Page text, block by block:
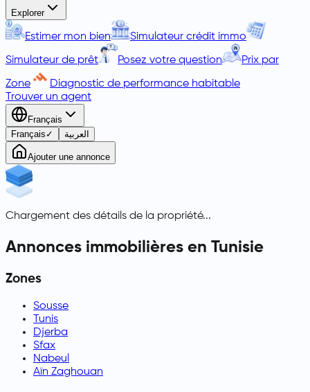
Explorer
Estimer mon bien Simulateur crédit immo
Simulateur de prêt Posez votre question Prix par
Zone
Diagnostic de performance habitable
Trouver un agent
Français
Français ✓ العربية
Ajouter une annonce
Chargement des détails de la propriété...
Annonces immobilières en Tunisie
Zones
Sousse
Tunis
Djerba
Sfax
Nabeul
Aïn Zaghouan